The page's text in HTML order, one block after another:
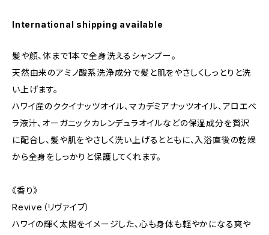
International shipping available
髪や顔、体まで1本で全身洗えるシャンプー。
天然由来のアミノ酸系洗浄成分で髪と肌をやさしくしっとりと洗
い上げます。
ハワイ産のククイナッツオイル、マカデミアナッツオイル、アロエベ
ラ液汁、オーガニックカレンデュラオイルなどの保湿成分を贅沢
に配合し、髪や肌をやさしく洗い上げるとともに、入浴直後の乾燥
から全身をしっかりと保護してくれます。
《香り》
Revive（リヴァイブ）
ハワイの輝く太陽をイメージした、心も身体も軽やかになる爽や